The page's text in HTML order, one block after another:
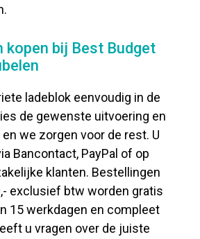
kopen bij Best Budget
ladeblok eenvoudig in de
de gewenste uitvoering en
we zorgen voor de rest. U
Bancontact, PayPal of op
klanten. Bestellingen
exclusief btw worden gratis
15 werkdagen en compleet
u vragen over de juiste